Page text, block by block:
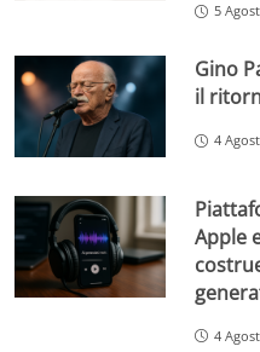
5
Gino
il
4
Apple
4